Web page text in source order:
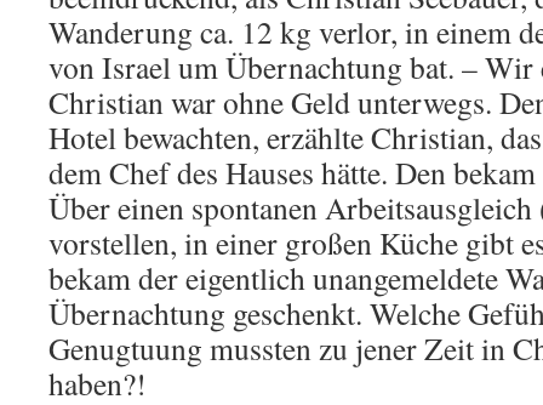
Wanderung ca. 12 kg verlor, in einem
von Israel um Übernachtung bat. –
Christian war ohne Geld unterwegs.
Hotel bewachten, erzählte Christian,
dem Chef des Hauses hätte. Den
Über einen spontanen
vorstellen, in einer großen Küche gibt
bekam der eigentlich unangemeldete
Übernachtung geschenkt. Welche
Genugtuung mussten zu jener Zeit in
haben?!